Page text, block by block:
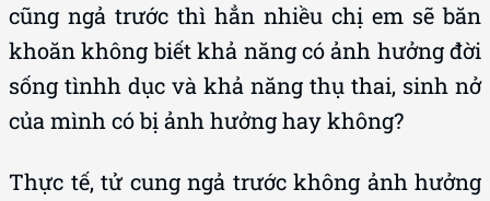
cũng ngả trước thì hẳn nhiều chị em sẽ băn
khoăn không biết khả năng có ảnh hưởng đời
sống tìnhh dục và khả năng thụ thai, sinh nở
của mình có bị ảnh hưởng hay không?
Thực tế, tử cung ngả trước không ảnh hưởng